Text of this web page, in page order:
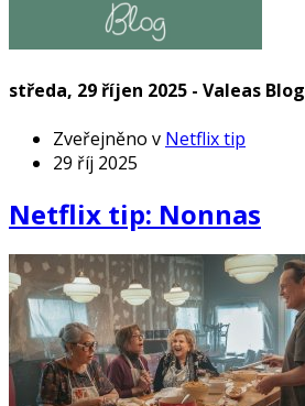
středa, 29 říjen 2025 - Valeas Blog
Zveřejněno v Netflix tip
29 říj 2025
Netflix tip: Nonnas